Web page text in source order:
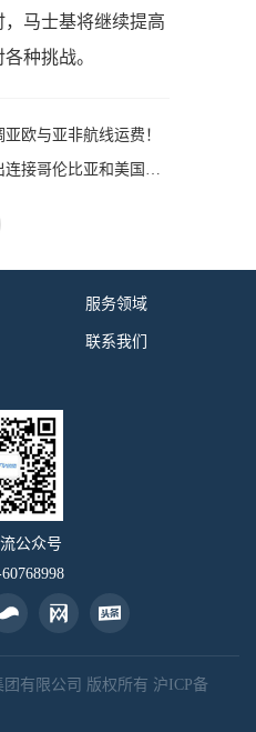
马士基将继续提高
种挑战。
欧与亚非航线运费！
哥伦比亚和美国的航线
服务领域
联系我们
公众号
有限公司 版权所有 沪ICP备